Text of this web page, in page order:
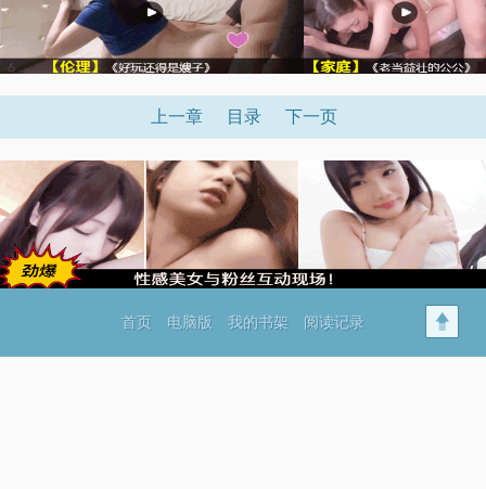
上一章 目录 下一页
首页 电脑版 我的书架 阅读记录